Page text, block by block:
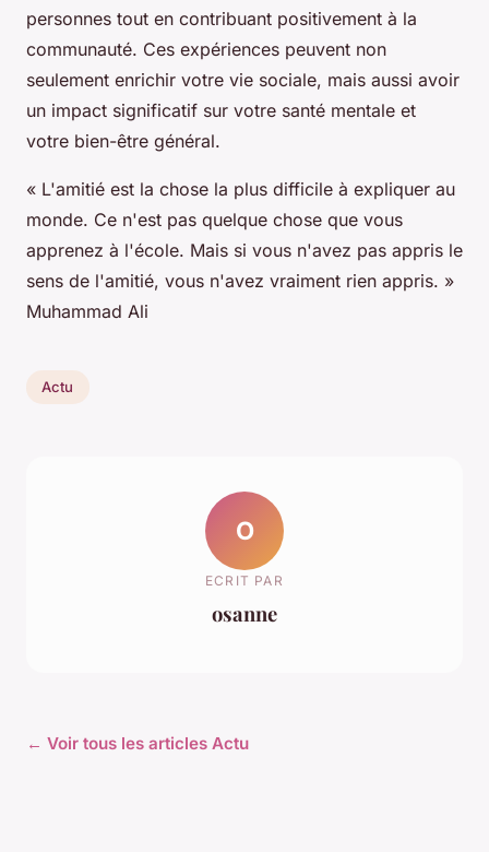
personnes tout en contribuant positivement à la
communauté. Ces expériences peuvent non
seulement enrichir votre vie sociale, mais aussi avoir
un impact significatif sur votre santé mentale et
votre bien-être général.
« L'amitié est la chose la plus difficile à expliquer au
monde. Ce n'est pas quelque chose que vous
apprenez à l'école. Mais si vous n'avez pas appris le
sens de l'amitié, vous n'avez vraiment rien appris. »
Muhammad Ali
Actu
O
ECRIT PAR
osanne
← Voir tous les articles Actu